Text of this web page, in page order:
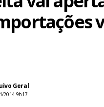
Geral
2014 9h17